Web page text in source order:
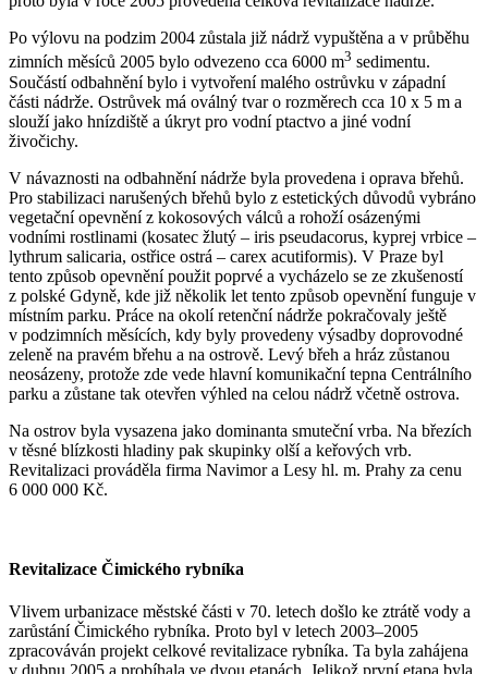
Po výlovu na podzim 2004 zůstala již nádrž vypuštěna a v průběhu
zimních měsíců 2005 bylo odvezeno cca 6000 m3 sedimentu.
Součástí odbahnění bylo i vytvoření malého ostrůvku v západní
části nádrže. Ostrůvek má oválný tvar o rozměrech cca 10 x 5 m a
slouží jako hnízdiště a úkryt pro vodní ptactvo a jiné vodní
živočichy.
V návaznosti na odbahnění nádrže byla provedena i oprava břehů.
Pro stabilizaci narušených břehů bylo z estetických důvodů vybráno
vegetační opevnění z kokosových válců a rohoží osázenými
vodními rostlinami (kosatec žlutý – iris pseudacorus, kyprej vrbice –
lythrum salicaria, ostřice ostrá – carex acutiformis). V Praze byl
tento způsob opevnění použit poprvé a vycházelo se ze zkušeností
z polské Gdyně, kde již několik let tento způsob opevnění funguje v
místním parku. Práce na okolí retenční nádrže pokračovaly ještě
v podzimních měsících, kdy byly provedeny výsadby doprovodné
zeleně na pravém břehu a na ostrově. Levý břeh a hráz zůstanou
neosázeny, protože zde vede hlavní komunikační tepna Centrálního
parku a zůstane tak otevřen výhled na celou nádrž včetně ostrova.
Na ostrov byla vysazena jako dominanta smuteční vrba. Na březích
v těsné blízkosti hladiny pak skupinky olší a keřových vrb.
Revitalizaci prováděla firma Navimor a Lesy hl. m. Prahy za cenu
6 000 000 Kč.
Revitalizace Čimického rybníka
Vlivem urbanizace městské části v 70. letech došlo ke ztrátě vody a
zarůstání Čimického rybníka. Proto byl v letech 2003–2005
zpracováván projekt celkové revitalizace rybníka. Ta byla zahájena